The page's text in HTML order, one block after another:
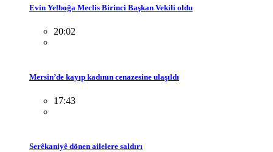
Evin Yelboğa Meclis Birinci Başkan Vekili oldu
20:02
Mersin’de kayıp kadının cenazesine ulaşıldı
17:43
Serêkaniyê dönen ailelere saldırı